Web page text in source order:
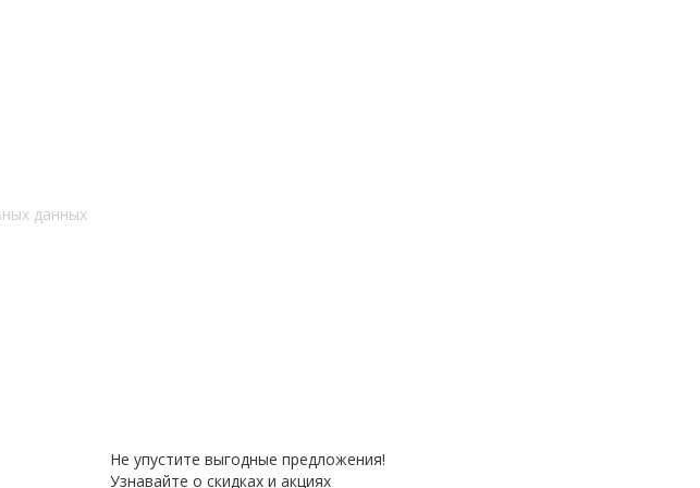
данных
Не упустите выгодные предложения!
Узнавайте о скидках и акциях